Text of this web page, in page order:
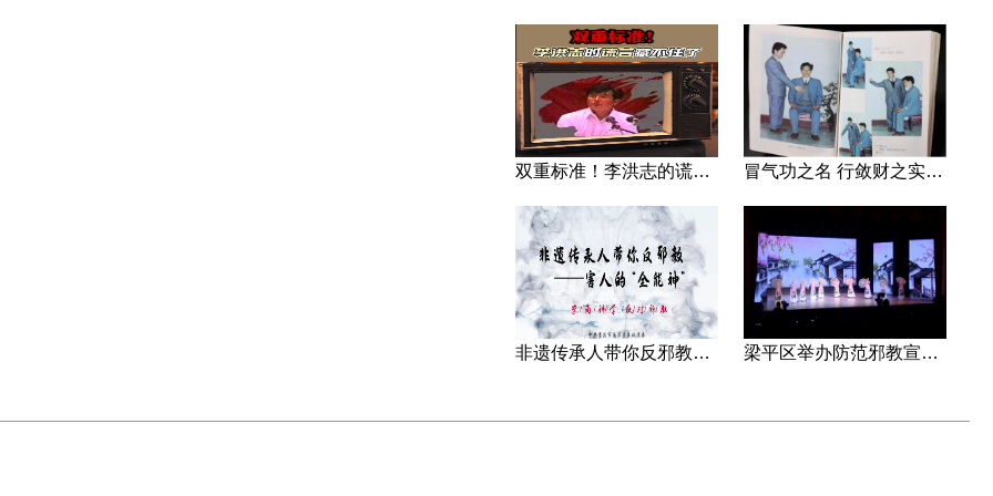
双重标准！李洪志的谎言藏不住了 冒气功之名 行敛财之实 张宏堡义女“小倩”团伙覆灭记
非遗传承人带你反邪教—害人的“全能神” 梁平区举办防范邪教宣传专场文艺演出